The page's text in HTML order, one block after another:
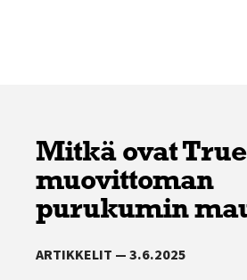
Mitkä ovat
muovittoman
purukumin
ARTIKKELIT — 3.6.2025